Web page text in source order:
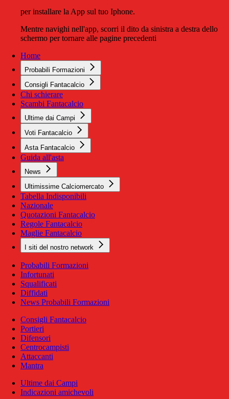
per installare la App sul tuo Iphone.
Mentre navighi nell'app, scorri il dito da sinistra a destra dello
schermo per tornare alle pagine precedenti
Home
Probabili Formazioni
Consigli Fantacalcio
Chi schierare
Scambi Fantacalcio
Ultime dai Campi
Voti Fantacalcio
Asta Fantacalcio
Guida all'asta
News
Ultimissime Calciomercato
Tabella Indisponibili
Nazionale
Quotazioni Fantacalcio
Regole Fantacalcio
Maglie Fantacalcio
I siti del nostro network
Probabili Formazioni
Infortunati
Squalificati
Diffidati
News Probabili Formazioni
Consigli Fantacalcio
Portieri
Difensori
Centrocampisti
Attaccanti
Mantra
Ultime dai Campi
Indicazioni amichevoli